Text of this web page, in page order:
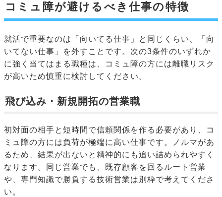
コミュ障が避けるべき仕事の特徴
就活で重要なのは「向いてる仕事」と同じくらい、「向
いてない仕事」を外すことです。次の3条件のいずれか
に強く当てはまる職種は、コミュ障の方には離職リスク
が高いため慎重に検討してください。
飛び込み・新規開拓の営業職
初対面の相手と短時間で信頼関係を作る必要があり、コ
ミュ障の方には負荷が極端に高い仕事です。ノルマがあ
るため、結果が出ないと精神的にも追い詰められやすく
なります。同じ営業でも、既存顧客を回るルート営業
や、専門知識で勝負する技術営業は別枠で考えてくださ
い。